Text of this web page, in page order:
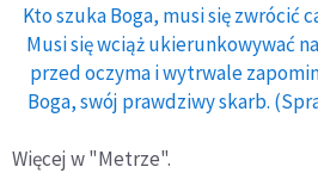
Kto szuka Boga, musi się zwrócić
Musi się wciąż ukierunkowywać
przed oczyma i wytrwale
Boga, swój prawdziwy skarb.
Więcej w "Metrze".